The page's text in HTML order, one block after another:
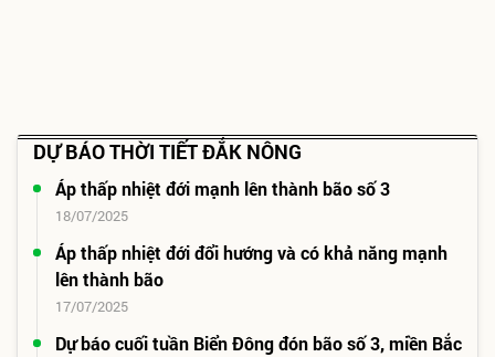
DỰ BÁO THỜI TIẾT ĐẮK NÔNG
Áp thấp nhiệt đới mạnh lên thành bão số 3
18/07/2025
Áp thấp nhiệt đới đổi hướng và có khả năng mạnh
lên thành bão
17/07/2025
Dự báo cuối tuần Biển Đông đón bão số 3, miền Bắc